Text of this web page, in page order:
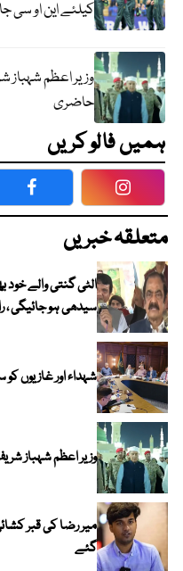
کیلئے این او سی
وزیر اعظم
حاضری
ہمیں فالو کریں
Facebook
متعلقہ خبریں
الٹی گنتی والے
سیدھی ہو جائیگی ،
شہداء اور غازیوں
وزیر اعظم شہباز
میر رضا کی قبر
گئے